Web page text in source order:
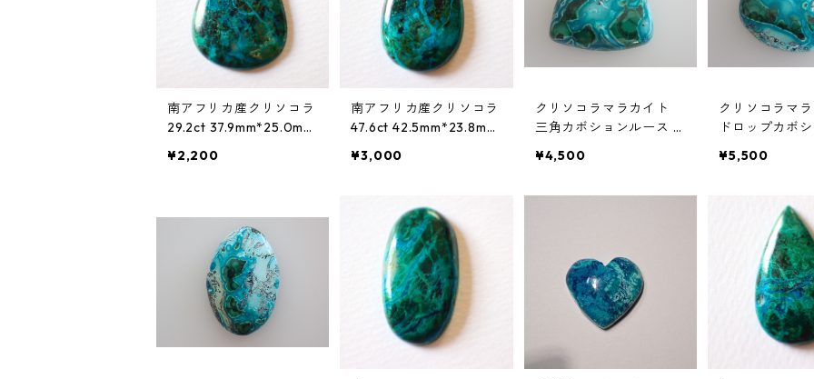
南アフリカ産クリソコラ
29.2ct 37.9mm*25.0mm
¥2,200
南アフリカ産クリソコラ
47.6ct 42.5mm*23.8mm
¥3,000
クリソコラマラカイト
三角カボションルース 1
¥4,500
クリソコラマ
ドロップカボ
¥5,500